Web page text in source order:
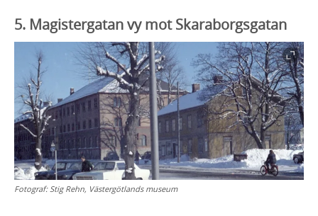
5. Magistergatan vy mot Skaraborgsgatan
Fotograf:Stig Rehn, Västergötlands museum